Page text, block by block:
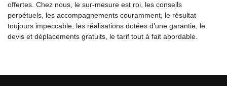
offertes. Chez nous, le sur-mesure est roi, les conseils
perpétuels, les accompagnements couramment, le résultat
toujours impeccable, les réalisations dotées d’une garantie, le
devis et déplacements gratuits, le tarif tout à fait abordable.